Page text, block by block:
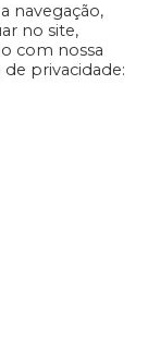
navegação,
no site,
com nossa
privacidade: